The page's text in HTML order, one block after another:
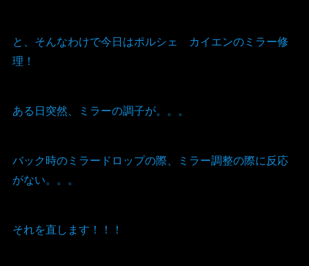
と、そんなわけで今日はポルシェ カイエンのミラー修
理！
ある日突然、ミラーの調子が。。。
バック時のミラードロップの際、ミラー調整の際に反応
がない。。。
それを直します！！！